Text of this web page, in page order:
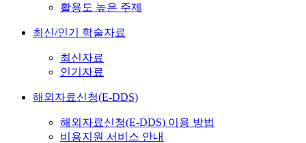
활용도 높은 주제
최신/인기 학술자료
최신자료
인기자료
해외자료신청(E-DDS)
해외자료신청(E-DDS) 이용 방법
비용지원 서비스 안내